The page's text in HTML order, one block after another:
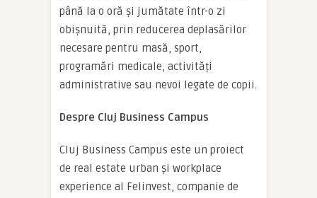
până la o oră și jumătate într-o zi
obișnuită, prin reducerea deplasărilor
necesare pentru masă, sport,
programări medicale, activități
administrative sau nevoi legate de copii.
Despre Cluj Business Campus
Cluj Business Campus este un proiect
de real estate urban și workplace
experience al Felinvest, companie de